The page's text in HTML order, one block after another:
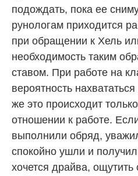
подождать, пока ее
рунологам приходится
при обращении к Хель
необходимость таким
ставом. При работе на
вероятность
же это происходит
отношении к работе.
выполнили обряд,
спокойно ушли и
хочется драйва,